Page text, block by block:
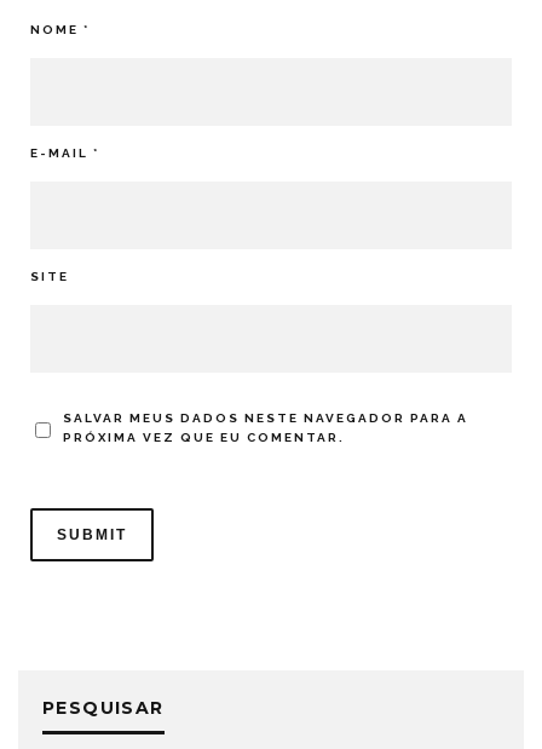
NOME *
E-MAIL *
SITE
SALVAR MEUS DADOS NESTE NAVEGADOR PARA A
PRÓXIMA VEZ QUE EU COMENTAR.
PESQUISAR